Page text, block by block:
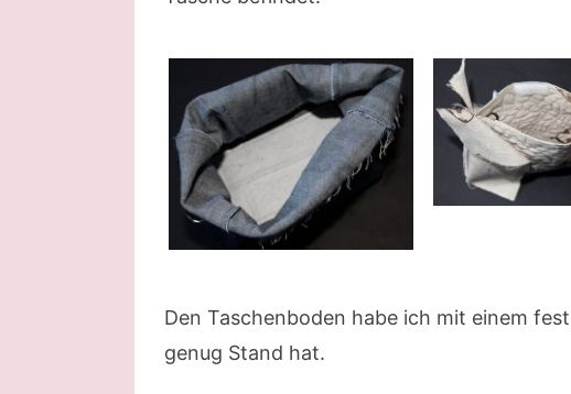
Den Taschenboden habe ich mit einem
genug Stand hat.